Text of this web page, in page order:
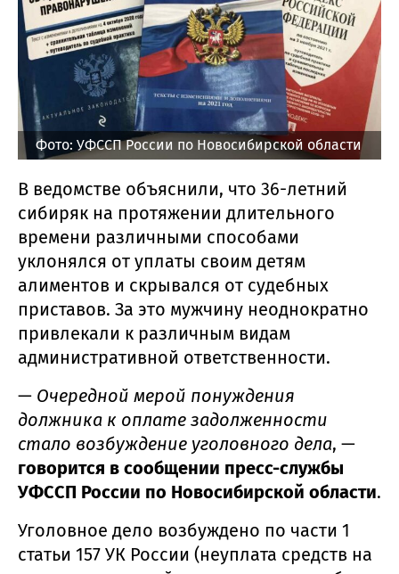
Фото: УФССП России по Новосибирской области
В ведомстве объяснили, что 36-летний
сибиряк на протяжении длительного
времени различными способами
уклонялся от уплаты своим детям
алиментов и скрывался от судебных
приставов. За это мужчину неоднократно
привлекали к различным видам
административной ответственности.
— Очередной мерой понуждения
должника к оплате задолженности
стало возбуждение уголовного дела, —
говорится в сообщении пресс-службы
УФССП России по Новосибирской области.
Уголовное дело возбуждено по части 1
статьи 157 УК России (неуплата средств на